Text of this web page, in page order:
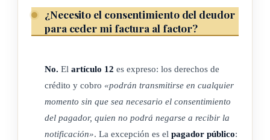
los derechos de crédito y cobro presentes y/o futuros, los
cuales son cedidos por un transmitente a un factor y este a
h) Factura electrónica: documento comercial con efectos
tributarios, generado, expresado y transmitido en formato
i) Formulario electrónico: documento electrónico
¿Necesito el consentimiento del deudor
para ceder mi factura al factor?
No. El artículo 12 es expreso: los derechos de
crédito y cobro «podrán transmitirse en cualquier
momento sin que sea necesario el consentimiento
del pagador, quien no podrá negarse a recibir la
notificación». La excepción es el pagador público: